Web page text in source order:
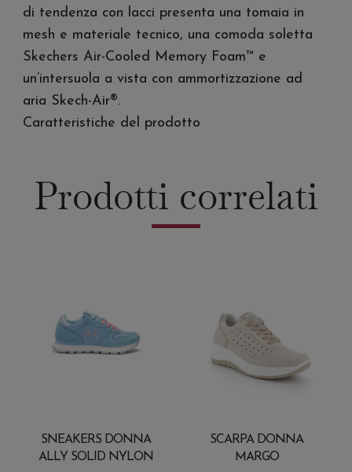
di tendenza con lacci presenta una tomaia in
mesh e materiale tecnico, una comoda soletta
Skechers Air-Cooled Memory Foam™ e
un’intersuola a vista con ammortizzazione ad
aria Skech-Air®.
Caratteristiche del prodotto
Prodotti correlati
SNEAKERS DONNA
ALLY SOLID NYLON
SCARPA DONNA
MARGO